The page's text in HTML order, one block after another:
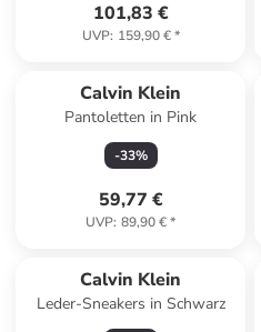
101,83 €
UVP: 159,90 €*
Calvin Klein
Pantoletten in Pink
-33%
59,77 €
UVP: 89,90 €*
Calvin Klein
Leder-Sneakers in Schwarz